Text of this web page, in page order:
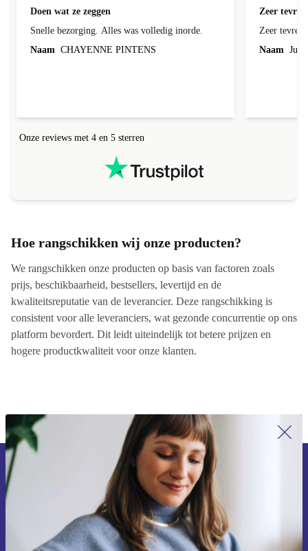
Doen wat ze zeggen
Snelle bezorging. Alles was volledig inorde.
Zeer
Zeer
Onze reviews met 4 en 5 sterren
Hoe rangschikken wij onze producten?
We rangschikken onze producten op basis van factoren zoals
prijs, beschikbaarheid, bestsellers, levertijd en de
kwaliteitsreputatie van de leverancier. Deze rangschikking is
consistent voor alle leveranciers, wat gezonde concurrentie op ons
platform bevordert. Dit leidt uiteindelijk tot betere prijzen en
Meld je aan voor onze nieuwsbrief en
ontvang €15 korting!
Mis nooit meer een aanbieding.